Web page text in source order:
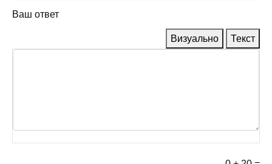
Ваш ответ
Визуально Текст